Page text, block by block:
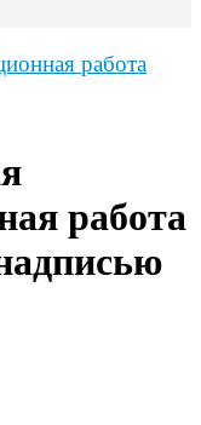
работа
работа